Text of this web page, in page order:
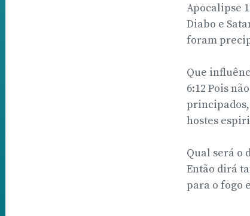
Apocalipse
Diabo e
foram
Que
6:12 Pois
principados,
hostes
Qual será o
Então dirá
para o fogo